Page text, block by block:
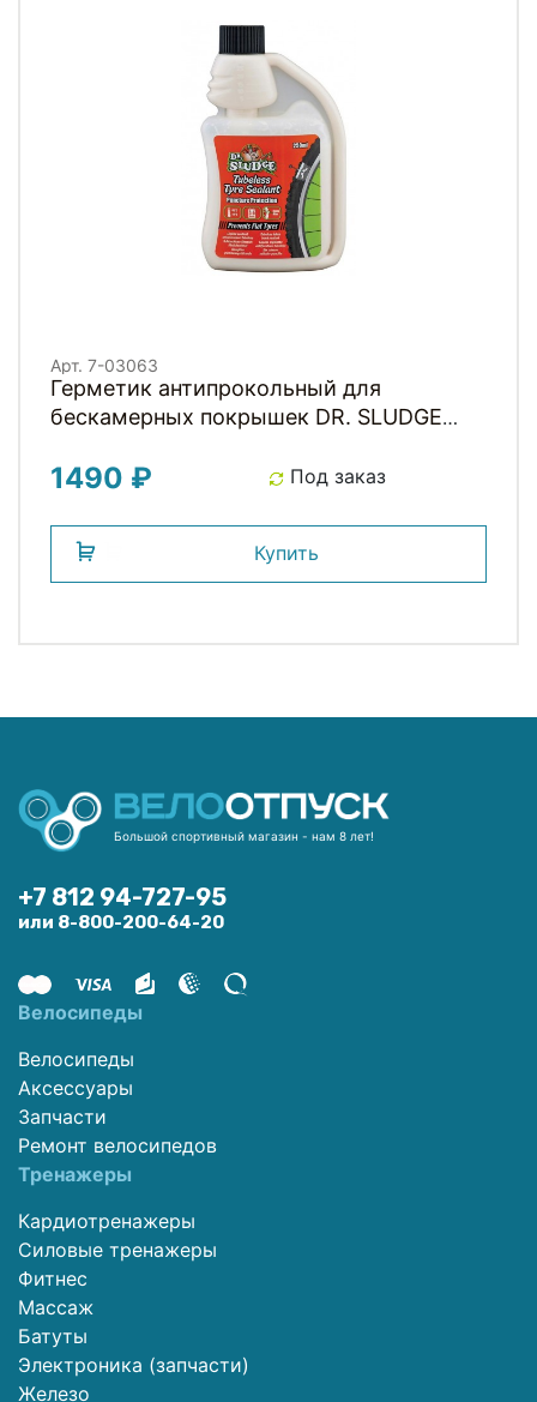
Арт. 7-03063
Герметик антипрокольный для
бескамерных покрышек DR. SLUDGE
1490 ₽ Под заказ
Купить
Большой спортивный магазин - нам 8 лет!
+7 812 94-727-95
или 8-800-200-64-20
Велосипеды
Велосипеды
Аксессуары
Запчасти
Ремонт велосипедов
Тренажеры
Кардиотренажеры
Силовые тренажеры
Фитнес
Массаж
Батуты
Электроника (запчасти)
Железо